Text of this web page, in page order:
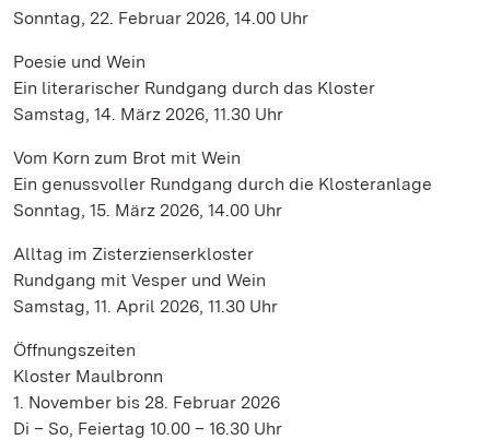
Sonntag, 22. Februar 2026, 14.00 Uhr
Poesie und Wein
Ein literarischer Rundgang durch das Kloster
Samstag, 14. März 2026, 11.30 Uhr
Vom Korn zum Brot mit Wein
Ein genussvoller Rundgang durch die Klosteranlage
Sonntag, 15. März 2026, 14.00 Uhr
Alltag im Zisterzienserkloster
Rundgang mit Vesper und Wein
Samstag, 11. April 2026, 11.30 Uhr
Öffnungszeiten
Kloster Maulbronn
1. November bis 28. Februar 2026
Di – So, Feiertag 10.00 – 16.30 Uhr